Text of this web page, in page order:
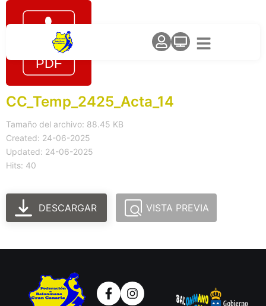
CC_Temp_2425_Acta_14
Tamaño del archivo: 88.45 KB
Created: 24-06-2025
Updated: 24-06-2025
Hits: 40
DESCARGAR VISTA PREVIA